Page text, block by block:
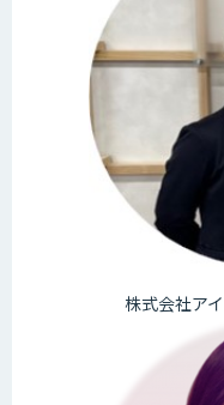
株式会社ア